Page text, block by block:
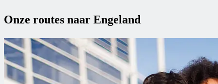
Onze routes naar Engeland